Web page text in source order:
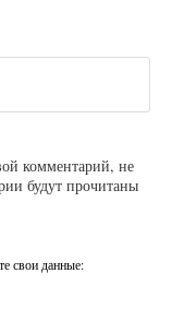
комментарий, не
будут прочитаны
свои данные: